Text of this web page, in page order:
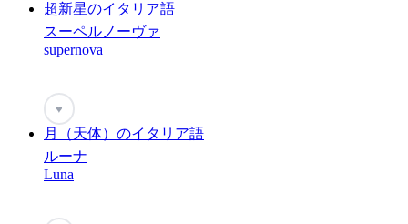
超新星のイタリア語
スーペルノーヴァ
supernova
♥
月（天体）のイタリア語
ルーナ
Luna